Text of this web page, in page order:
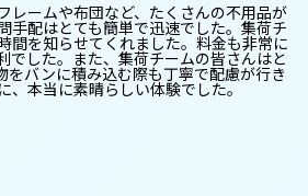
レームや布団など、たくさんの不用品が
手配はとても簡単で迅速でした。集荷チ
間を知らせてくれました。料金も非常に
でした。また、集荷チームの皆さんはと
をバンに積み込む際も丁寧で配慮が行き
本当に素晴らしい体験でした。